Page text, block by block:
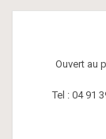
Ouvert au
Tel : 04 91